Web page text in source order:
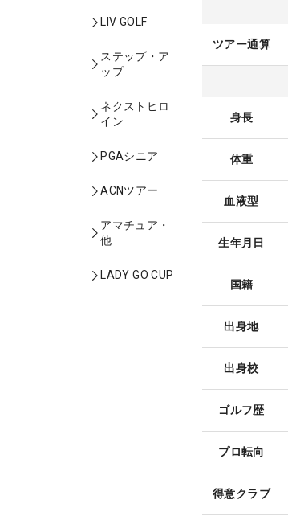
LIV GOLF
ステップ・ア
ップ
ネクストヒロ
イン
PGAシニア
ACNツアー
アマチュア・
他
LADY GO CUP
ツアー通算
身長
体重
血液型
生年月日
国籍
出身地
出身校
ゴルフ歴
プロ転向
得意クラブ